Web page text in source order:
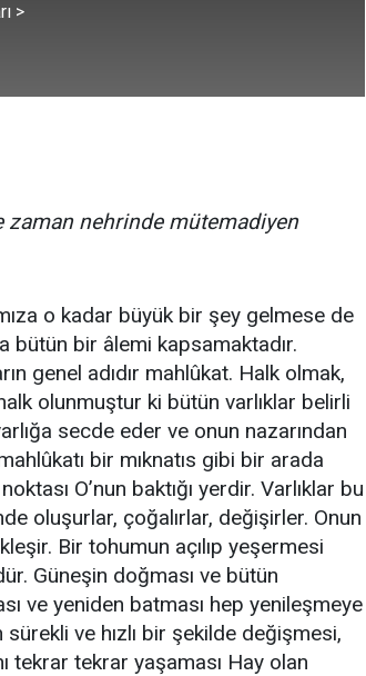
>
zaman nehrinde mütemadiyen
o kadar büyük bir şey gelmese de
bütün bir âlemi kapsamaktadır.
genel adıdır mahlûkat. Halk olmak,
olunmuştur ki bütün varlıklar belirli
secde eder ve onun nazarından
bir mıknatıs gibi bir arada
O’nun baktığı yerdir. Varlıklar bu
oluşurlar, çoğalırlar, değişirler. Onun
Bir tohumun açılıp yeşermesi
Güneşin doğması ve bütün
ve yeniden batması hep yenileşmeye
ve hızlı bir şekilde değişmesi,
tekrar tekrar yaşaması Hay olan